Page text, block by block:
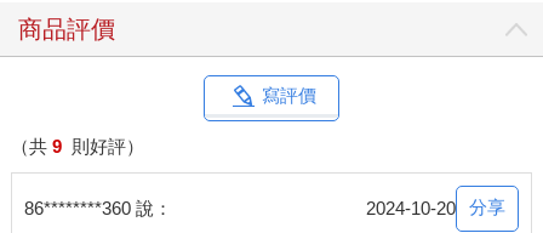
之處。
兩個人發生爭執的時候，一定是因為他們之間有更多的相同之
事物間的共同點，就是底層邏輯。
只有不同之中的相同之處、變化背後不變的東西，才是底層邏
輯。
只有底層邏輯，才是有生命力的。
只有底層邏輯，在我們面臨環境變化時，才能被應用到新的變化
商品評價
寫評價
（共 9 則好評）
86********360 說： 2024-10-20 分享